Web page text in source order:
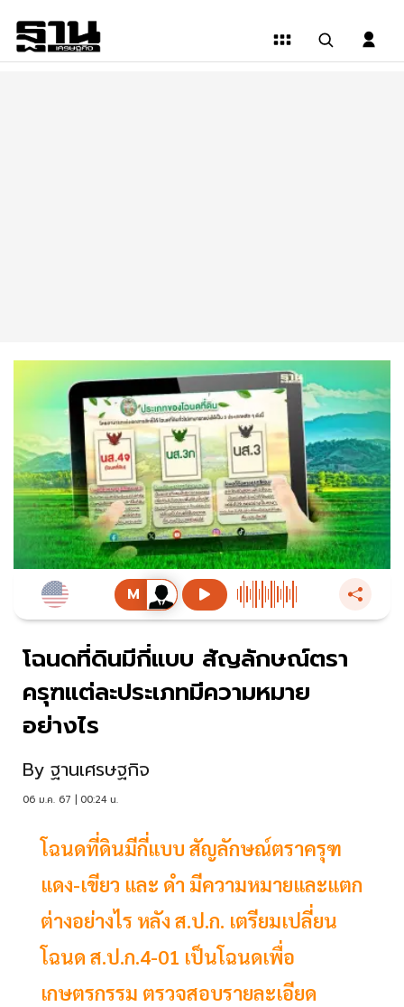
โฉนดที่ดินมีกี่แบบ สัญลักษณ์ตรา
ครุฑแต่ละประเภทมีความหมาย
อย่างไร
By ฐานเศรษฐกิจ
06 ม.ค. 67 | 00:24 น.
โฉนดที่ดินมีกี่แบบ สัญลักษณ์ตราครุฑ
แดง-เขียว และ ดำ มีความหมายและแตก
ต่างอย่างไร หลัง ส.ป.ก. เตรียมเปลี่ยน
โฉนด ส.ป.ก.4-01 เป็นโฉนดเพื่อ
เกษตรกรรม ตรวจสอบรายละเอียด